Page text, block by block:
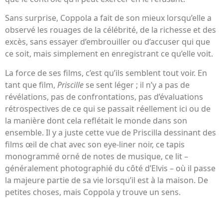
Sans surprise, Coppola a fait de son mieux lorsqu’elle a
observé les rouages ​​de la célébrité, de la richesse et des
excès, sans essayer d’embrouiller ou d’accuser qui que
ce soit, mais simplement en enregistrant ce qu’elle voit.
La force de ses films, c’est qu’ils semblent tout voir. En
tant que film, Priscille se sent léger ; il n’y a pas de
révélations, pas de confrontations, pas d’évaluations
rétrospectives de ce qui se passait réellement ici ou de
la manière dont cela reflétait le monde dans son
ensemble. Il y a juste cette vue de Priscilla dessinant des
films œil de chat avec son eye-liner noir, ce tapis
monogrammé orné de notes de musique, ce lit –
généralement photographié du côté d’Elvis – où il passe
la majeure partie de sa vie lorsqu’il est à la maison. De
petites choses, mais Coppola y trouve un sens.